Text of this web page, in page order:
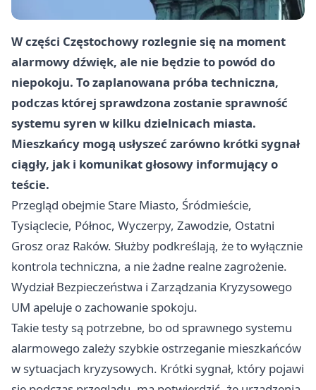
W części Częstochowy rozlegnie się na moment
alarmowy dźwięk, ale nie będzie to powód do
niepokoju. To zaplanowana próba techniczna,
podczas której sprawdzona zostanie sprawność
systemu syren w kilku dzielnicach miasta.
Mieszkańcy mogą usłyszeć zarówno krótki sygnał
ciągły, jak i komunikat głosowy informujący o
teście.
Przegląd obejmie Stare Miasto, Śródmieście,
Tysiąclecie, Północ, Wyczerpy, Zawodzie, Ostatni
Grosz oraz Raków. Służby podkreślają, że to wyłącznie
kontrola techniczna, a nie żadne realne zagrożenie.
Wydział Bezpieczeństwa i Zarządzania Kryzysowego
UM apeluje o zachowanie spokoju.
Takie testy są potrzebne, bo od sprawnego systemu
alarmowego zależy szybkie ostrzeganie mieszkańców
w sytuacjach kryzysowych. Krótki sygnał, który pojawi